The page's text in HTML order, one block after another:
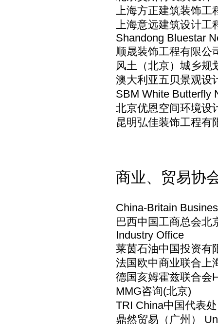
上海方正建筑装饰工
上海意远建筑设计工
Shandong Bluestar
顺晟装饰工程有限公
风土（北京）城乡规
澳大利亚五贝景观设
SBM White Butterfly
北京优恩空间环境设
昆明弘佳装饰工程有
商业、贸易协
China-Britain
巴西中国工商总会北
Industry Office
莱茵石油中国投资有
法国欧中商业联合上
德国亥姆霍兹联合会
MMG咨询(北京)
TRI China中国代表
鼎然贸易（广州）